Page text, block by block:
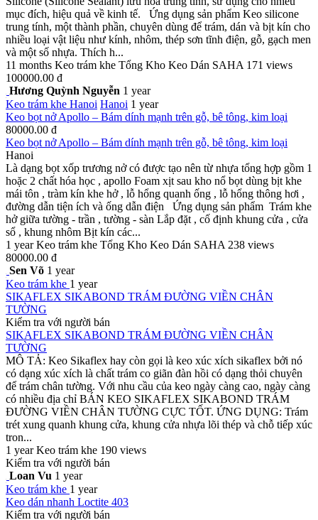
mục đích, hiệu quả về kinh tế. Ứng dụng sản phẩm Keo silicone
trung tính, một thành phần, chuyên dùng để trám, dán và bịt kín cho
nhiều loại vật liệu như kính, nhôm, thép sơn tĩnh điện, gỗ, gạch men
và một số nhựa. Thích h...
11 months Keo trám khe Tổng Kho Keo Dán SAHA 171 views
100000.00 đ
Hương Quỳnh Nguyễn 1 year
Keo trám khe Hanoi Hanoi 1 year
Keo bọt nở Apollo – Bám dính mạnh trên gỗ, bê tông, kim loại
80000.00 đ
Keo bọt nở Apollo – Bám dính mạnh trên gỗ, bê tông, kim loại
Hanoi
Là dạng bọt xốp trương nở có được tạo nên từ nhựa tổng hợp gồm 1
hoặc 2 chất hóa học , apollo Foam xịt sau kho nổ bọt dùng bịt khe
mái tôn , tràm kín khe hở , lỗ hổng quanh ống , lỗ hổng thông hơi ,
đường dẫn tiện ích và ống dẫn điện Ứng dụng sản phẩm Trám khe
hở giữa tường - trần , tường - sàn Lắp đặt , cố định khung cửa , cửa
sổ , khung nhôm Bịt kín các...
1 year Keo trám khe Tổng Kho Keo Dán SAHA 238 views
80000.00 đ
Sen Võ 1 year
Keo trám khe 1 year
SIKAFLEX SIKABOND TRÁM ĐƯỜNG VIỀN CHÂN
TƯỜNG
Kiểm tra với người bán
SIKAFLEX SIKABOND TRÁM ĐƯỜNG VIỀN CHÂN
TƯỜNG
MÔ TẢ: Keo Sikaflex hay còn gọi là keo xúc xích sikaflex bởi nó
có dạng xúc xích là chất trám co giãn đàn hồi có dạng thỏi chuyên
để trám chân tường. Với nhu cầu của keo ngày càng cao, ngày càng
có nhiều địa chỉ BÁN KEO SIKAFLEX SIKABOND TRÁM
ĐƯỜNG VIỀN CHÂN TƯỜNG CỰC TỐT. ỨNG DỤNG: Trám
trét xung quanh khung cửa, khung cửa nhựa lõi thép và chỗ tiếp xúc
tron...
1 year Keo trám khe 190 views
Kiểm tra với người bán
Loan Vu 1 year
Keo trám khe 1 year
Keo dán nhanh Loctite 403
Kiểm tra với người bán